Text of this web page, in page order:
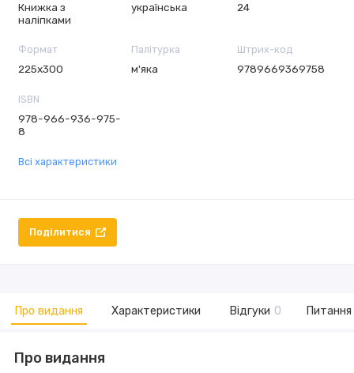
Книжка з
наліпками
українська 24
Формат
225х300
Палітурка
м'яка
Штрих-код
9789669369758
ISBN
978-966-936-975-
8
Всі характеристики
Поділитися
Про видання Характеристики Відгуки 0 Питання
Про видання